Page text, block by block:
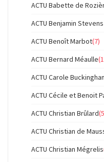
ACTU Babette de
ACTU Benjamin
ACTU Benoît Marbot(7)
ACTU Bernard Méaulle
ACTU Carole
ACTU Cécile et Benoit
ACTU Christian Brûlard
ACTU Christian de
ACTU Christian Mégrelis